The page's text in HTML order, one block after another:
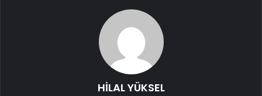
HİLAL YÜKSEL